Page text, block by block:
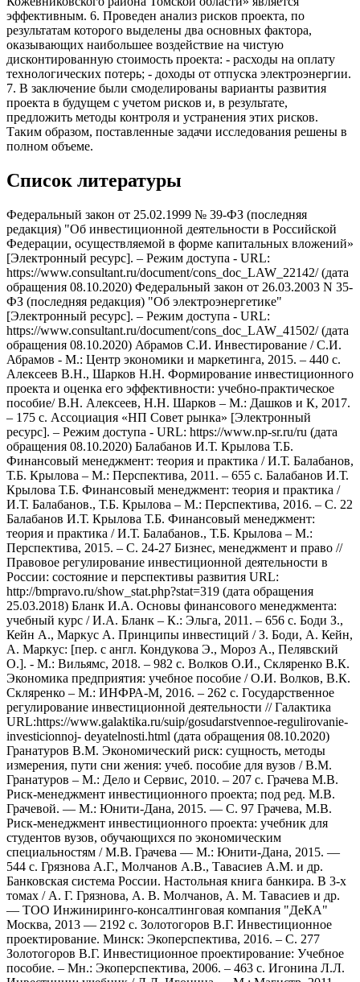
эффективным. 6. Проведен анализ рисков проекта, по
результатам которого выделены два основных фактора,
оказывающих наибольшее воздействие на чистую
дисконтированную стоимость проекта: - расходы на оплату
технологических потерь; - доходы от отпуска электроэнергии.
7. В заключение были смоделированы варианты развития
проекта в будущем с учетом рисков и, в результате,
предложить методы контроля и устранения этих рисков.
Таким образом, поставленные задачи исследования решены в
полном объеме.
Список литературы
Федеральный закон от 25.02.1999 № 39-ФЗ (последняя
редакция) "Об инвестиционной деятельности в Российской
Федерации, осуществляемой в форме капитальных вложений»
[Электронный ресурс]. – Режим доступа - URL:
https://www.consultant.ru/document/cons_doc_LAW_22142/ (дата
обращения 08.10.2020) Федеральный закон от 26.03.2003 N 35-
ФЗ (последняя редакция) "Об электроэнергетике"
[Электронный ресурс]. – Режим доступа - URL:
https://www.consultant.ru/document/cons_doc_LAW_41502/ (дата
обращения 08.10.2020) Абрамов С.И. Инвестирование / С.И.
Абрамов - М.: Центр экономики и маркетинга, 2015. – 440 с.
Алексеев В.Н., Шарков Н.Н. Формирование инвестиционного
проекта и оценка его эффективности: учебно-практическое
пособие/ В.Н. Алексеев, Н.Н. Шарков – М.: Дашков и К, 2017.
– 175 с. Ассоциация «НП Совет рынка» [Электронный
ресурс]. – Режим доступа - URL: https://www.np-sr.ru/ru (дата
обращения 08.10.2020) Балабанов И.Т. Крылова Т.Б.
Финансовый менеджмент: теория и практика / И.Т. Балабанов,
Т.Б. Крылова – М.: Перспектива, 2011. – 655 с. Балабанов И.Т.
Крылова Т.Б. Финансовый менеджмент: теория и практика /
И.Т. Балабанов., Т.Б. Крылова – М.: Перспектива, 2016. – С. 22
Балабанов И.Т. Крылова Т.Б. Финансовый менеджмент:
теория и практика / И.Т. Балабанов., Т.Б. Крылова – М.:
Перспектива, 2015. – С. 24-27 Бизнес, менеджмент и право //
Правовое регулирование инвестиционной деятельности в
России: состояние и перспективы развития URL:
http://bmpravo.ru/show_stat.php?stat=319 (дата обращения
25.03.2018) Бланк И.А. Основы финансового менеджмента:
учебный курс / И.А. Бланк – К.: Эльга, 2011. – 656 с. Боди З.,
Кейн А., Маркус А. Принципы инвестиций / З. Боди, А. Кейн,
А. Маркус: [пер. с англ. Кондукова Э., Мороз А., Пелявский
О.]. - М.: Вильямс, 2018. – 982 с. Волков О.И., Скляренко В.К.
Экономика предприятия: учебное пособие / О.И. Волков, В.К.
Скляренко – М.: ИНФРА-М, 2016. – 262 с. Государственное
регулирование инвестиционной деятельности // Галактика
URL:https://www.galaktika.ru/suip/gosudarstvennoe-regulirovanie-
investicionnoj- deyatelnosti.html (дата обращения 08.10.2020)
Гранатуров В.М. Экономический риск: сущность, методы
измерения, пути сни жения: учеб. пособие для вузов / В.М.
Гранатуров – М.: Дело и Сервис, 2010. – 207 с. Грачева М.В.
Риск-менеджмент инвестиционного проекта; под ред. М.В.
Грачевой. — М.: Юнити-Дана, 2015. — С. 97 Грачева, М.В.
Риск-менеджмент инвестиционного проекта: учебник для
студентов вузов, обучающихся по экономическим
специальностям / М.В. Грачева — М.: Юнити-Дана, 2015. —
544 с. Грязнова А.Г., Молчанов А.В., Тавасиев А.М. и др.
Банковская система России. Настольная книга банкира. В 3-х
томах / А. Г. Грязнова, А. В. Молчанов, А. М. Тавасиев и др.
— ТОО Инжиниринго-консалтинговая компания "ДеКА"
Москва, 2013 — 2192 с. Золотогоров В.Г. Инвестиционное
проектирование. Минск: Экоперспектива, 2016. – С. 277
Золотогоров В.Г. Инвестиционное проектирование: Учебное
пособие. – Мн.: Экоперспектива, 2006. – 463 с. Игонина Л.Л.